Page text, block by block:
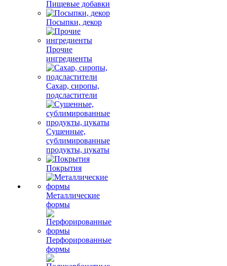
Пищевые добавки
Посыпки, декор
Прочие
ингредиенты
Сахар, сиропы,
подсластители
Сушенные,
сублимированные
продукты, цукаты
Покрытия
Металлические
формы
Перфорированные
формы